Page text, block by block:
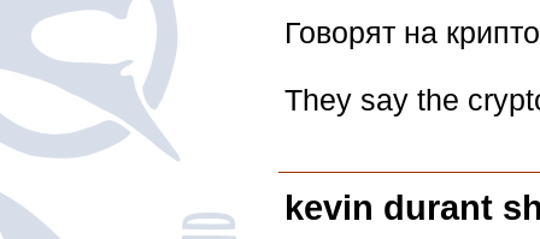
Говорят на
They say the
kevin durant